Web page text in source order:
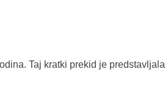
Taj kratki prekid je predstavljala